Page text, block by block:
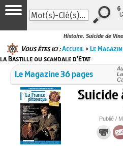
Histoire. Suicide de
Vous êtes ici :Accueil >Le
la Bastille ou scandale d'Etat
Le Magazine 36 pages
Suicide
Publié /
6